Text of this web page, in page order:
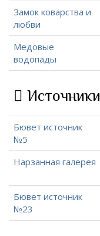
Замок коварства и
любви
Медовые
водопады
Источники
Бювет источник
№5
Нарзанная галерея
Бювет источник
№23